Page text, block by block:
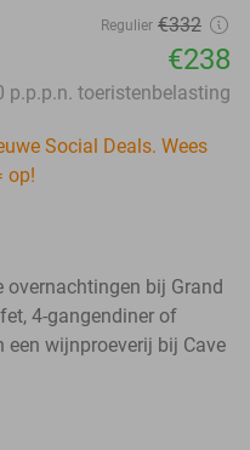
Regulier €332
€238
p.p.p.n. toeristenbelasting
Social Deals. Wees
op!
overnachtingen bij Grand
4-gangendiner of
een wijnproeverij bij Cave